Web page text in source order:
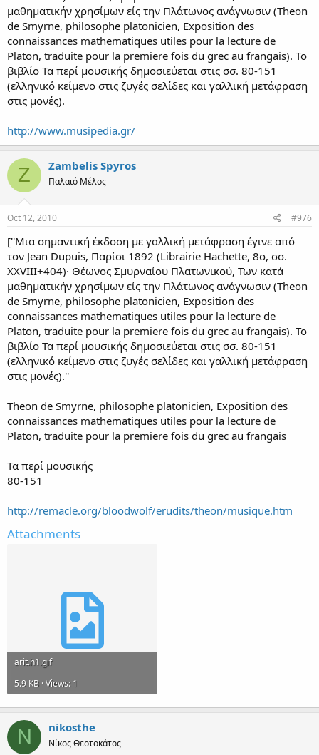
μαθηματικήν χρησίμων είς την Πλάτωνος ανάγνωσιν (Theon
de Smyrne, philosophe platonicien, Exposition des
connaissances mathematiques utiles pour la lecture de
Platon, traduite pour la premiere fois du grec au frangais). To
βιβλίο Τα περί μουσικής δημοσιεύεται στις σσ. 80-151
(ελληνικό κείμενο στις ζυγές σελίδες και γαλλική μετάφραση
στις μονές).
http://www.musipedia.gr/
Z Zambelis Spyros
Παλαιό Μέλος
Oct 12, 2010 #976
[''Μια σημαντική έκδοση με γαλλική μετάφραση έγινε από
τον Jean Dupuis, Παρίσι 1892 (Librairie Hachette, 8ο, σσ.
XXVIII+404)· Θέωνος Σμυρναίου Πλατωνικού, Των κατά
μαθηματικήν χρησίμων είς την Πλάτωνος ανάγνωσιν (Theon
de Smyrne, philosophe platonicien, Exposition des
connaissances mathematiques utiles pour la lecture de
Platon, traduite pour la premiere fois du grec au frangais). To
βιβλίο Τα περί μουσικής δημοσιεύεται στις σσ. 80-151
(ελληνικό κείμενο στις ζυγές σελίδες και γαλλική μετάφραση
στις μονές).''
Theon de Smyrne, philosophe platonicien, Exposition des
connaissances mathematiques utiles pour la lecture de
Platon, traduite pour la premiere fois du grec au frangais
Τα περί μουσικής
80-151
http://remacle.org/bloodwolf/erudits/theon/musique.htm
Attachments
arit.h1.gif
5.9 KB · Views: 1
N nikosthe
Νίκος Θεοτοκάτος